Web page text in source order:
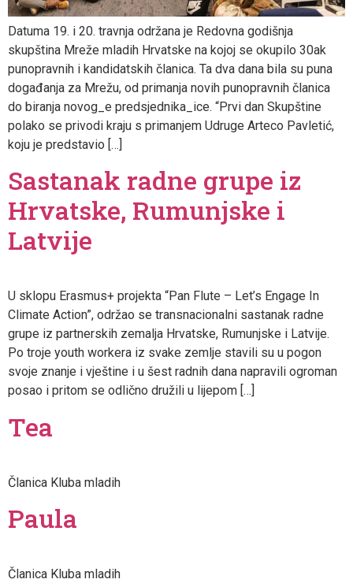
Datuma 19. i 20. travnja održana je Redovna godišnja
skupština Mreže mladih Hrvatske na kojoj se okupilo 30ak
punopravnih i kandidatskih članica. Ta dva dana bila su puna
događanja za Mrežu, od primanja novih punopravnih članica
do biranja novog_e predsjednika_ice. “Prvi dan Skupštine
polako se privodi kraju s primanjem Udruge Arteco Pavletić,
koju je predstavio […]
Sastanak radne grupe iz
Hrvatske, Rumunjske i
Latvije
U sklopu Erasmus+ projekta “Pan Flute – Let’s Engage In
Climate Action”, održao se transnacionalni sastanak radne
grupe iz partnerskih zemalja Hrvatske, Rumunjske i Latvije.
Po troje youth workera iz svake zemlje stavili su u pogon
svoje znanje i vještine i u šest radnih dana napravili ogroman
posao i pritom se odlično družili u lijepom […]
Tea
Članica Kluba mladih
Paula
Članica Kluba mladih